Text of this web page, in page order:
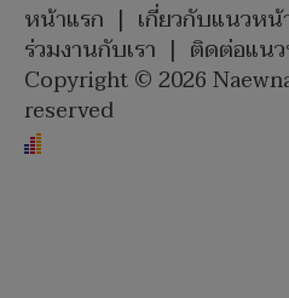
หน้าแรก | เกี่ยวกับแนวหน้
ร่วมงานกับเรา | ติดต่อแน
Copyright © 2026
reserved